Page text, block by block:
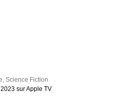
,Science Fiction
sur Apple TV